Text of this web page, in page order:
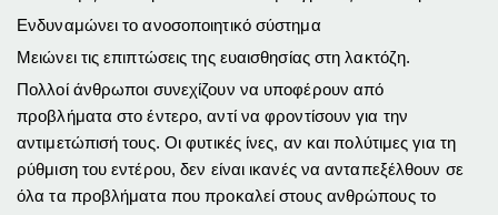
Ενδυναμώνει το ανοσοποιητικό σύστημα
Μειώνει τις επιπτώσεις της ευαισθησίας στη λακτόζη.
Πολλοί άνθρωποι συνεχίζουν να υποφέρουν από
προβλήματα στο έντερο, αντί να φροντίσουν για την
αντιμετώπισή τους. Οι φυτικές ίνες, αν και πολύτιμες για τη
ρύθμιση του εντέρου, δεν είναι ικανές να ανταπεξέλθουν σε
όλα τα προβλήματα που προκαλεί στους ανθρώπους το